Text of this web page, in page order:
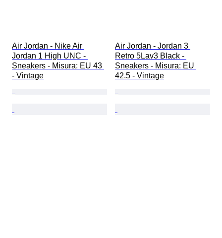
Air Jordan - Nike Air
Jordan 1 High UNC -
Sneakers - Misura: EU 43
- Vintage
Air Jordan - Jordan 3
Retro 5Lav3 Black -
Sneakers - Misura: EU
42.5 - Vintage